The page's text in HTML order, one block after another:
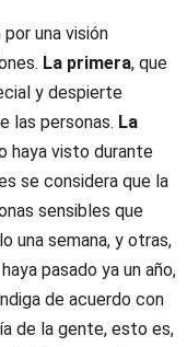
una visión
La primera, que
y despierte
las personas. La
haya visto durante
se considera que la
sensibles que
una semana, y otras,
pasado ya un año,
de acuerdo con
de la gente, esto es,